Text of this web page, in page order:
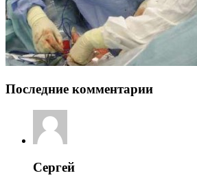
Последние комментарии
Сергей